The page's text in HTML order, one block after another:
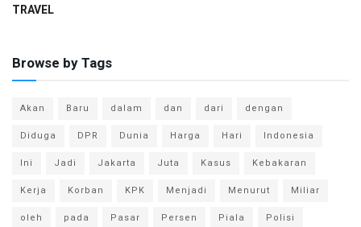
TRAVEL
Browse by Tags
Akan Baru dalam dan dari
dengan
Diduga
DPR Dunia Harga Hari
Indonesia
Ini
Jadi Jakarta Juta Kasus
Kebakaran
Kerja
Korban KPK Menjadi Menurut
Miliar
oleh
pada Pasar Persen Piala
Polisi